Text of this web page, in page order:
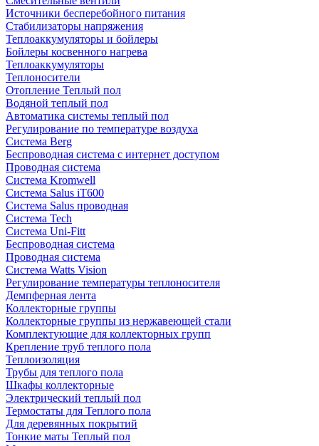
Источники бесперебойного питания
Стабилизаторы напряжения
Теплоаккумуляторы и бойлеры
Бойлеры косвенного нагрева
Теплоаккумуляторы
Теплоносители
Отопление Теплый пол
Водяной теплый пол
Автоматика системы теплый пол
Регулирование по температуре воздуха
Система Berg
Беспроводная система с интернет доступом
Проводная система
Система Kromwell
Система Salus iT600
Система Salus проводная
Система Tech
Система Uni-Fitt
Беспроводная система
Проводная система
Система Watts Vision
Регулирование температуры теплоносителя
Демпферная лента
Коллекторные группы
Коллекторные группы из нержавеющей стали
Комплектующие для коллекторных групп
Крепление труб теплого пола
Теплоизоляция
Трубы для теплого пола
Шкафы коллекторные
Электрический теплый пол
Термостаты для Теплого пола
Для деревянных покрытий
Тонкие маты Теплый пол